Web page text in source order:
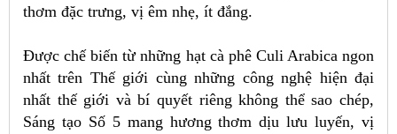
thơm đặc trưng, vị êm nhẹ, ít đắng.
Được chế biến từ những hạt cà phê Culi Arabica ngon
nhất trên Thế giới cùng những công nghệ hiện đại
nhất thế giới và bí quyết riêng không thể sao chép,
Sáng tạo Số 5 mang hương thơm dịu lưu luyến, vị